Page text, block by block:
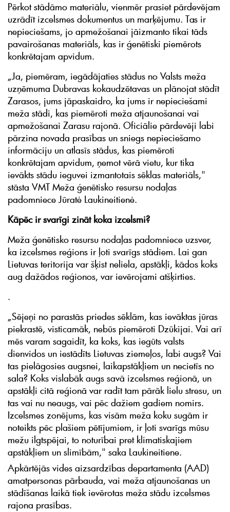
Pērkot stādāmo materiālu, vienmēr prasiet pārdevējam
uzrādīt izcelsmes dokumentus un marķējumu. Tas ir
nepieciešams, jo apmežošanai jāizmanto tikai tāds
pavairošanas materiāls, kas ir ģenētiski piemērots
konkrētajam apvidum.
„Ja, piemēram, iegādājaties stādus no Valsts meža
uzņēmuma Dubravas kokaudzētavas un plānojat stādīt
Zarasos, jums jāpaskaidro, ka jums ir nepieciešami
meža stādi, kas piemēroti meža atjaunošanai vai
apmežošanai Zarasu rajonā. Oficiālie pārdevēji labi
pārzina novada prasības un sniegs nepieciešamo
informāciju un atlasīs stādus, kas piemēroti
konkrētajam apvidum, ņemot vērā vietu, kur tika
ievākts stādu ieguvei izmantotais sēklas materiāls,"
stāsta VMT Meža ģenētisko resursu nodaļas
padomniece Jūratė Laukineitienė.
Kāpēc ir svarīgi zināt koka izcelsmi?
Meža ģenētisko resursu nodaļas padomniece uzsver,
ka izcelsmes reģions ir ļoti svarīgs stādiem. Lai gan
Lietuvas teritorija var šķist neliela, apstākļi, kādos koks
aug dažādos reģionos, var ievērojami atšķirties.
.
„Sējeņi no parastās priedes sēklām, kas ievāktas jūras
piekrastē, visticamāk, nebūs piemēroti Dzūkijai. Vai arī
mēs varam sagaidīt, ka koks, kas iegūts valsts
dienvidos un iestādīts Lietuvas ziemeļos, labi augs? Vai
tas pielāgosies augsnei, laikapstākļiem un necietīs no
sala? Koks vislabāk augs savā izcelsmes reģionā, un
apstākļi citā reģionā var radīt tam pārāk lielu stresu, un
tas vai nu neaugs, vai pēc dažiem gadiem nomirs.
Izcelsmes zonējums, kas visām meža koku sugām ir
noteikts pēc plašiem pētījumiem, ir ļoti svarīgs mūsu
mežu ilgtspējai, to noturībai pret klimatiskajiem
apstākļiem un slimībām," saka Laukineitiene.
Apkārtējās vides aizsardzības departamenta (AAD)
amatpersonas pārbauda, vai meža atjaunošanas un
stādīšanas laikā tiek ievērotas meža stādu izcelsmes
rajona prasības.